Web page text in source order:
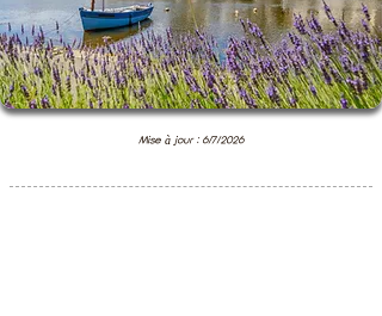
Mise à jour : 6/7/2026